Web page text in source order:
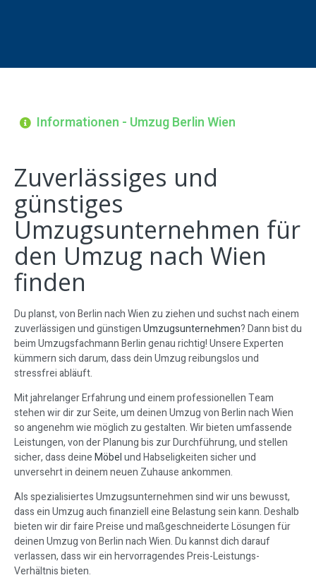
Informationen - Umzug Berlin Wien
Zuverlässiges und
günstiges
Umzugsunternehmen für
den Umzug nach Wien
finden
Du planst, von Berlin nach Wien zu ziehen und suchst nach einem
zuverlässigen und günstigenUmzugsunternehmen? Dann bist du
beim Umzugsfachmann Berlin genau richtig! Unsere Experten
kümmern sich darum, dass dein Umzug reibungslos und
stressfrei abläuft.
Mit jahrelanger Erfahrung und einem professionellen Team
stehen wir dir zur Seite, um deinen Umzug von Berlin nach Wien
so angenehm wie möglich zu gestalten. Wir bieten umfassende
Leistungen, von der Planung bis zur Durchführung, und stellen
sicher, dass deineMöbelund Habseligkeiten sicher und
unversehrt in deinem neuen Zuhause ankommen.
Als spezialisiertes Umzugsunternehmen sind wir uns bewusst,
dass ein Umzug auch finanziell eine Belastung sein kann. Deshalb
bieten wir dir faire Preise und maßgeschneiderte Lösungen für
deinen Umzug von Berlin nach Wien. Du kannst dich darauf
verlassen, dass wir ein hervorragendes Preis-Leistungs-
Verhältnis bieten.